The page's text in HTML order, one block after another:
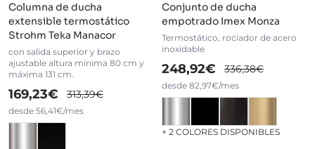
Columna de ducha
extensible termostático
Strohm Teka Manacor
con salida superior y brazo
ajustable altura mínima 80 cm y
máxima 131 cm.
169,23€ 313,39€
desde 56,41€/mes
Conjunto de ducha
empotrado Imex Monza
Termostático, rociador de acero
inoxidable
248,92€ 336,38€
desde 82,97€/mes
+ 2 COLORES DISPONIBLES